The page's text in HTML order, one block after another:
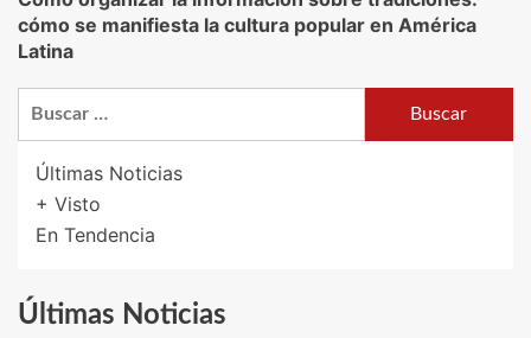
cómo se manifiesta la cultura popular en América
Latina
Últimas Noticias
+ Visto
En Tendencia
Últimas Noticias